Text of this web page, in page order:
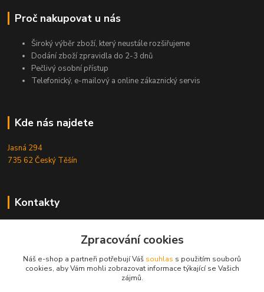
Proč nakupovat u nás
Široký výběr zboží, který neustále rozšiřujeme
Dodání zboží zpravidla do 2-3 dnů
Pečlivý osobní přístup
Telefonický, e-mailový a online zákaznický servis
Kde nás najdete
Jasná 294
735 62 Český Těšín
Kontakty
+420724095453
info@reefhome.cz
Zpracování cookies
Náš e-shop a partneři potřebují Váš souhlas s použitím souborů
cookies, aby Vám mohli zobrazovat informace týkající se Vašich
zájmů.